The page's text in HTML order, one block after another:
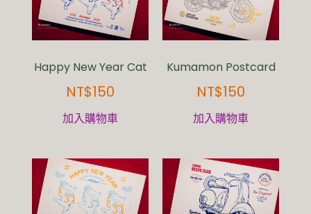
Happy New Year Cat
NT$150
加入購物車
Kumamon Postcard
NT$150
加入購物車